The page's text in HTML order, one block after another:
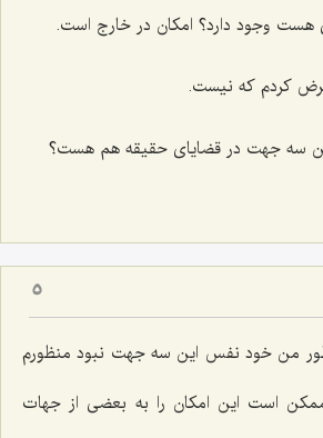
وجود دارد؟ امكان در خارج است.
كردم كه نیست.
سه جهت در قضایاى حقیقه هم هست؟
5
من خود نفس این سه جهت نبود منظورم
ممكن است این امكان را به بعضى از جهات